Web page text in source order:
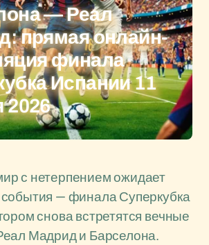
— Реал
прямая онлайн-
финала
Испании 11
2026
с нетерпением ожидает
события — финала Суперкубка
снова встретятся вечные
Мадрид и Барселона.